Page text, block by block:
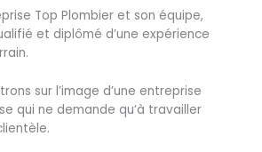
Top Plombier et son équipe,
et diplômé d’une expérience
sur l’image d’une entreprise
qui ne demande qu’à travailler